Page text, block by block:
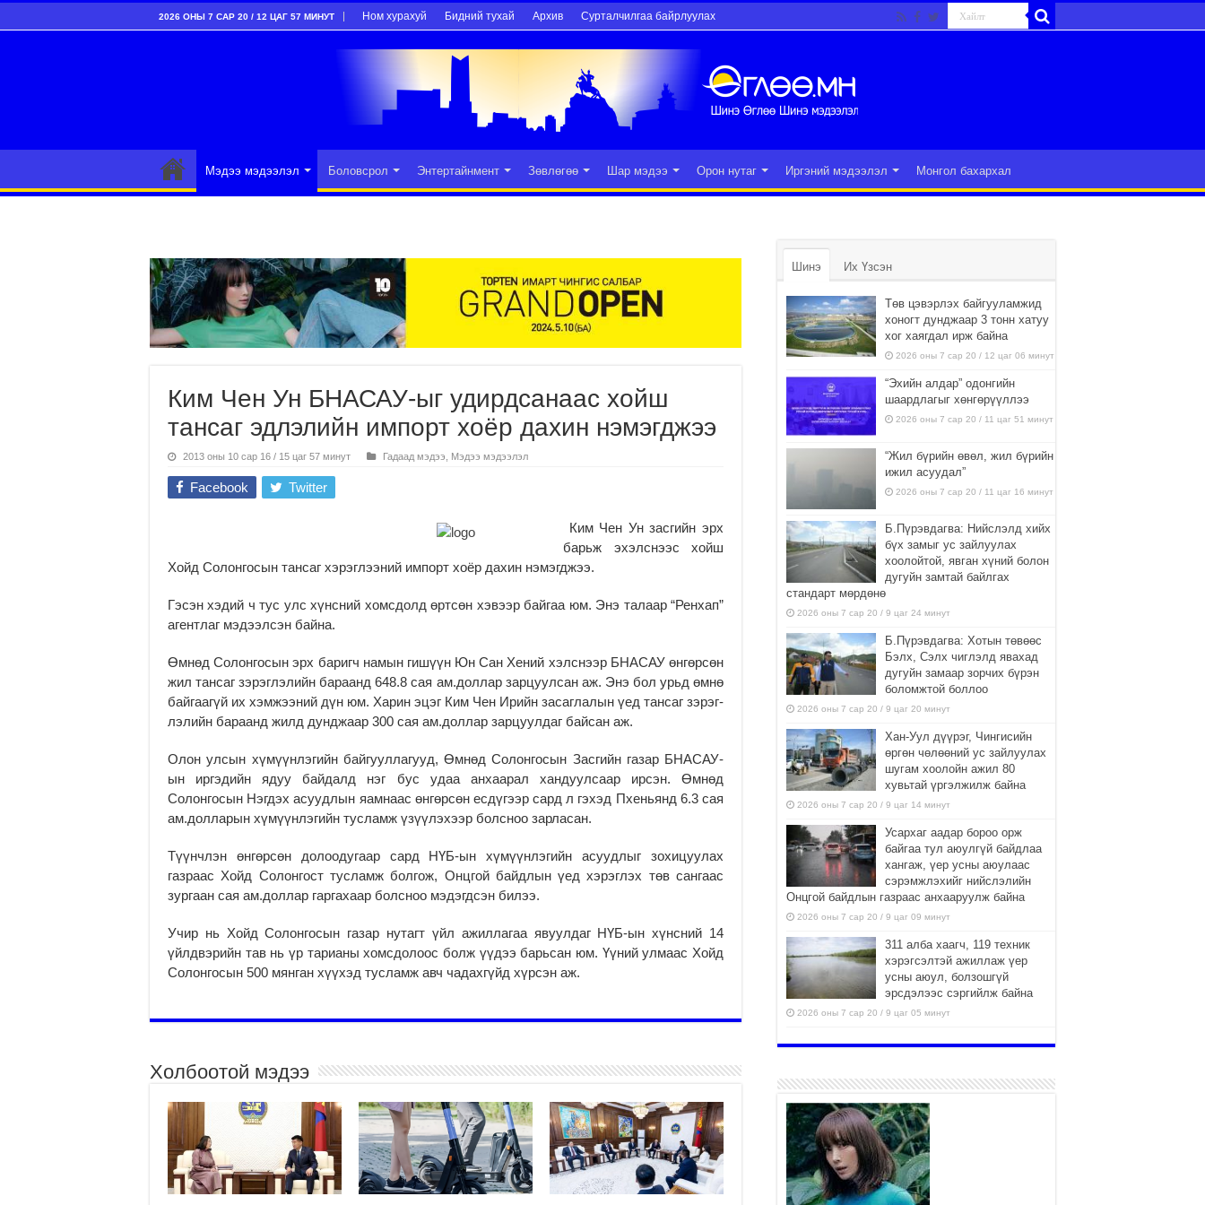
2026 ОНЫ 7 САР 20 / 12 ЦАГ 57 МИНУТ Ном хурахуй Бидний тухай Архив Сурталчилгаа байрлуулах
Мэдээ мэдээлэл Боловсрол Энтертайнмент Зөвлөгөө Шар мэдээ Орон нутаг Иргэний мэдээлэл Монгол бахархал
Ким Чен Ун БНАСАУ-ыг удирдсанаас хойш
тансаг эдлэлийн импорт хоёр дахин нэмэгджээ
2013 оны 10 сар 16 / 15 цаг 57 минут Гадаад мэдээ Мэдээ мэдээлэл
Facebook Twitter
Ким Чен Ун засгийн эрх
барьж эхэлснээс хойш
Хойд Солонгосын тансаг хэрэг­лээний импорт хоёр дахин нэмэгджээ.
Гэсэн хэдий ч тус улс хүнсний хомсдолд өрт­сөн хэвээр байгаа юм. Энэ та­лаар “Ренхап”
агентлаг мэ­дээл­сэн байна.
Өмнөд Солонгосын эрх баригч намын гишүүн Юн Сан Хений хэлснээр БНАСАУ өнгөрсөн
жил тансаг зэрэг­лэлийн бараанд 648.8 сая ам.доллар зарцуулсан аж. Энэ бол урьд өмнө
байгаагүй их хэмжээний дүн юм. Ха­рин эцэг Ким Чен Ирийн засаг­лалын үед тансаг зэ­рэг­
лэлийн бараанд жилд дунджаар 300 сая ам.доллар зарцуулдаг байсан аж.
Олон улсын хүмүүнлэгийн байгууллагууд, Өмнөд Со­лон­госын Засгийн газар БНАСАУ-
ын иргэдийн ядуу бай­­­далд нэг бус удаа ан­­хаа­рал хандуулсаар ир­сэн. Өмнөд
Солонгосын Нэг­дэх асууд­лын яамнаас өн­гөр­сөн есдүгээр сард л гэхэд Пхеньянд 6.3 сая
ам.­дол­ла­рын хүмүүнлэгийн тус­ламж үзүүлэхээр болсноо зар­ласан.
Түүнчлэн өнгөрсөн до­лоо­дугаар сард НҮБ-ын хү­мүүн­­лэгийн асуудлыг зо­­хи­­цуулах
газраас Хойд Солонгост тусламж болгож, Онц­гой байдлын үед хэрэг­лэх төв сангаас
зургаан сая ам.доллар гаргахаар болс­­­­ноо мэдэгдсэн билээ.
Учир нь Хойд Солонгосын га­­зар нутагт үйл ажиллагаа явуул­даг НҮБ-ын хүнсний 14
үйлдвэрийн тав нь үр та­рианы хомсдолоос болж үүдээ барьсан юм. Үүний ул­маас Хойд
Солонгосын 500 мянган хүүхэд тусламж авч чадахгүйд хүрсэн аж.
Холбоотой мэдээ
Шинэ Их Үзсэн
Төв цэвэрлэх байгууламжид
хоногт дунджаар 3 тонн хатуу
хог хаягдал ирж байна
2026 оны 7 сар 20 / 12 цаг 06 минут
“Эхийн алдар” одонгийн
шаардлагыг хөнгөрүүллээ
2026 оны 7 сар 20 / 11 цаг 51 минут
“Жил бүрийн өвөл, жил бүрийн
ижил асуудал”
2026 оны 7 сар 20 / 11 цаг 16 минут
Б.Пүрэвдагва: Нийслэлд хийх
бүх замыг ус зайлуулах
хоолойтой, явган хүний болон
дугуйн замтай байлгах
стандарт мөрдөнө
2026 оны 7 сар 20 / 9 цаг 24 минут
Б.Пүрэвдагва: Хотын төвөөс
Бэлх, Сэлх чиглэлд явахад
дугуйн замаар зорчих бүрэн
боломжтой боллоо
2026 оны 7 сар 20 / 9 цаг 20 минут
Хан-Уул дүүрэг, Чингисийн
өргөн чөлөөний ус зайлуулах
шугам хоолойн ажил 80
хувьтай үргэлжилж байна
2026 оны 7 сар 20 / 9 цаг 14 минут
Усархаг аадар бороо орж
байгаа тул аюулгүй байдлаа
хангаж, үер усны аюулаас
сэрэмжлэхийг нийслэлийн
Онцгой байдлын газраас анхааруулж байна
2026 оны 7 сар 20 / 9 цаг 09 минут
311 алба хаагч, 119 техник
хэрэгсэлтэй ажиллаж үер
усны аюул, болзошгүй
эрсдэлээс сэргийлж байна
2026 оны 7 сар 20 / 9 цаг 05 минут
ЭМГЭНЭЛ
Аяллаа зөв төлөвлөхийг
иргэдэд зөвлөж байна
2026 оны 7 сар 16 / 11 цаг 50 минут
Үер усны болзошгүй аюулаас
сэргийлж, холбогдох
байгууллагууд өндөржүүлсэн